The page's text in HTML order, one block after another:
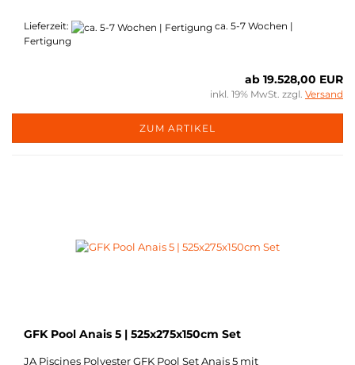
Lieferzeit:
ca. 5-7 Wochen |
Fertigung
ab 19.528,00 EUR
inkl. 19% MwSt. zzgl. Versand
ZUM ARTIKEL
GFK Pool Anais 5 | 525x275x150cm Set
JA Piscines Polyester GFK Pool Set Anais 5 mit